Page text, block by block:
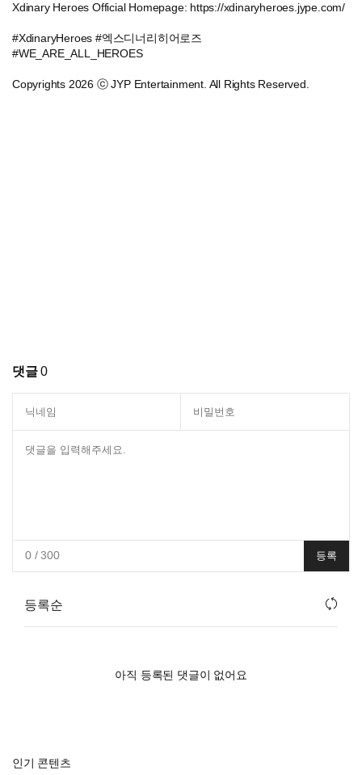
Xdinary Heroes Official Homepage: https://xdinaryheroes.jype.com/
#XdinaryHeroes #엑스디너리히어로즈
#WE_ARE_ALL_HEROES
Copyrights 2026 ⓒ JYP Entertainment. All Rights Reserved.
댓글0
0/ 300 등록
등록순
아직 등록된 댓글이 없어요
인기 콘텐츠